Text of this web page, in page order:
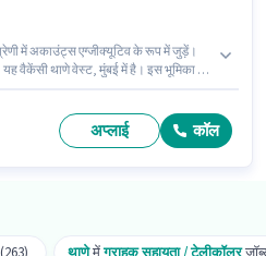
में अकाउंट्स एग्जीक्यूटिव के रूप में जुड़ें।
वैकेंसी थाणे वेस्ट, मुंबई में है। इस भूमिका के
के अनुसार दिए जा सकते हैं।
अप्लाई कॉल